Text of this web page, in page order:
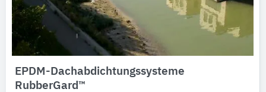
EPDM-Dachabdichtungssysteme
RubberGard™